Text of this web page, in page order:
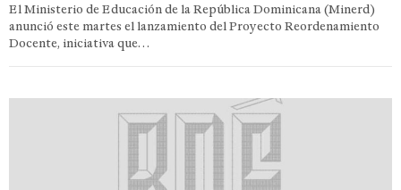
El Ministerio de Educación de la República Dominicana (Minerd)
anunció este martes el lanzamiento del Proyecto Reordenamiento
Docente, iniciativa que…